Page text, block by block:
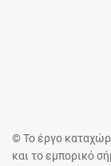
© Το έργο
και το εμπορικό